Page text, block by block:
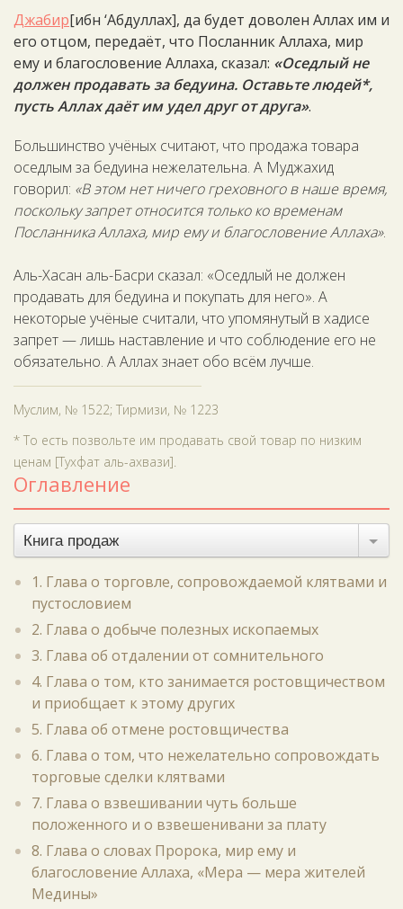
Джабир[ибн ‘Абдуллах], да будет доволен Аллах им и
его отцом, передаёт, что Посланник Аллаха, мир
ему и благословение Аллаха, сказал: «Оседлый не
должен продавать за бедуина. Оставьте людей*,
пусть Аллах даёт им удел друг от друга».
Большинство учёных считают, что продажа товара
оседлым за бедуина нежелательна. А Муджахид
говорил: «В этом нет ничего греховного в наше время,
поскольку запрет относится только ко временам
Посланника Аллаха, мир ему и благословение Аллаха».
Аль-Хасан аль-Басри сказал: «Оседлый не должен
продавать для бедуина и покупать для него». А
некоторые учёные считали, что упомянутый в хадисе
запрет — лишь наставление и что соблюдение его не
обязательно. А Аллах знает обо всём лучше.
Муслим, № 1522; Тирмизи, № 1223
* То есть позвольте им продавать свой товар по низким
ценам [Тухфат аль-ахвази].
Оглавление
Книга продаж
1. Глава о торговле, сопровождаемой клятвами и
пустословием
2. Глава о добыче полезных ископаемых
3. Глава об отдалении от сомнительного
4. Глава о том, кто занимается ростовщичеством
и приобщает к этому других
5. Глава об отмене ростовщичества
6. Глава о том, что нежелательно сопровождать
торговые сделки клятвами
7. Глава о взвешивании чуть больше
положенного и о взвешенивани за плату
8. Глава о словах Пророка, мир ему и
благословение Аллаха, «Мера — мера жителей
Медины»